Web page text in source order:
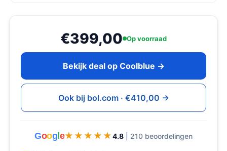
€399,00 Op voorraad
Bekijk deal op Coolblue →
Ook bij bol.com · €410,00 →
Goog e★★★★★
★★★★★ 4.8 | 210 beoordelingen